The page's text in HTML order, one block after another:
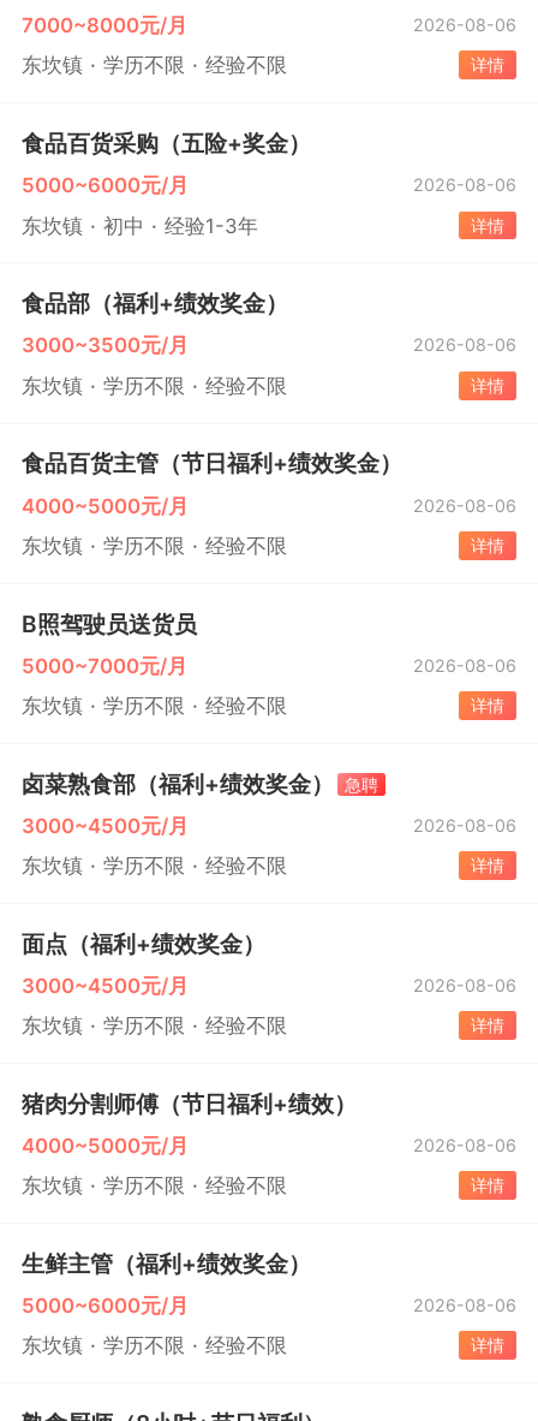
7000~8000元/月 2026-08-06
东坎镇 学历不限 经验不限 详情
食品百货采购（五险+奖金）
5000~6000元/月 2026-08-06
东坎镇 初中 经验1-3年 详情
食品部（福利+绩效奖金）
3000~3500元/月 2026-08-06
东坎镇 学历不限 经验不限 详情
食品百货主管（节日福利+绩效奖金）
4000~5000元/月 2026-08-06
东坎镇 学历不限 经验不限 详情
B照驾驶员送货员
5000~7000元/月 2026-08-06
东坎镇 学历不限 经验不限 详情
卤菜熟食部（福利+绩效奖金） 急聘
3000~4500元/月 2026-08-06
东坎镇 学历不限 经验不限 详情
面点（福利+绩效奖金）
3000~4500元/月 2026-08-06
东坎镇 学历不限 经验不限 详情
猪肉分割师傅（节日福利+绩效）
4000~5000元/月 2026-08-06
东坎镇 学历不限 经验不限 详情
生鲜主管（福利+绩效奖金）
5000~6000元/月 2026-08-06
东坎镇 学历不限 经验不限 详情